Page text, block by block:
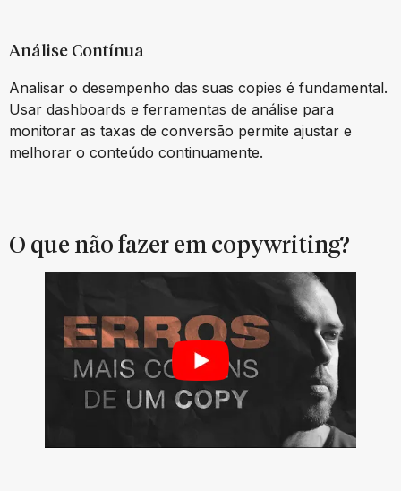
Análise Contínua
Analisar o desempenho das suas copies é fundamental.
Usar dashboards e ferramentas de análise para
monitorar as taxas de conversão permite ajustar e
melhorar o conteúdo continuamente.
O que não fazer em copywriting?